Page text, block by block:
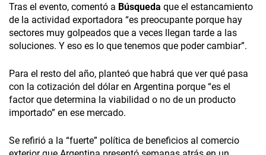
Tras el evento, comentó a Búsqueda que el estancamiento
de la actividad exportadora “es preocupante porque hay
sectores muy golpeados que a veces llegan tarde a las
soluciones. Y eso es lo que tenemos que poder cambiar”.
Para el resto del año, planteó que habrá que ver qué pasa
con la cotización del dólar en Argentina porque “es el
factor que determina la viabilidad o no de un producto
importado” en ese mercado.
Se refirió a la “fuerte” política de beneficios al comercio